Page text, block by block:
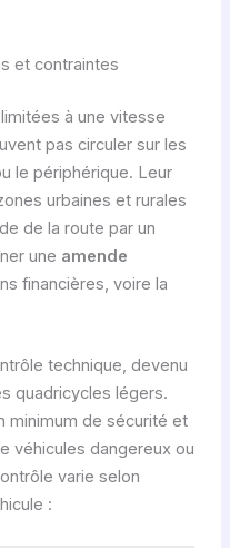
et contraintes
à une vitesse
pas circuler sur les
le périphérique. Leur
urbaines et rurales
de la route par un
une amende
financières, voire la
technique, devenu
quadricycles légers.
minimum de sécurité et
véhicules dangereux ou
varie selon
: